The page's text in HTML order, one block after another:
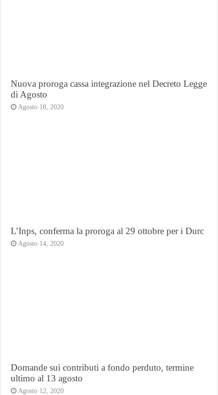
Nuova proroga cassa integrazione nel Decreto Legge
di Agosto
Agosto 18, 2020
L’Inps, conferma la proroga al 29 ottobre per i Durc
Agosto 14, 2020
Domande sui contributi a fondo perduto, termine
ultimo al 13 agosto
Agosto 12, 2020